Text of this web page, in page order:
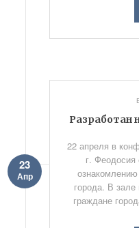
Разработан
23
Апр
22 апреля в
г. Феодосия
города. В зале
граждане